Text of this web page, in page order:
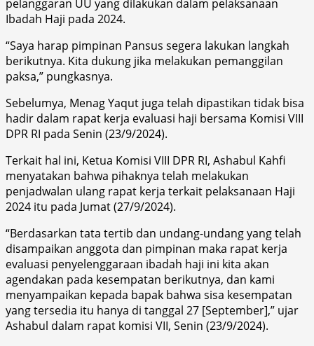
pelanggaran UU yang dilakukan dalam pelaksanaan
Ibadah Haji pada 2024.
“Saya harap pimpinan Pansus segera lakukan langkah
berikutnya. Kita dukung jika melakukan pemanggilan
paksa,” pungkasnya.
Sebelumya, Menag Yaqut juga telah dipastikan tidak bisa
hadir dalam rapat kerja evaluasi haji bersama Komisi VIII
DPR RI pada Senin (23/9/2024).
Terkait hal ini, Ketua Komisi VIII DPR RI, Ashabul Kahfi
menyatakan bahwa pihaknya telah melakukan
penjadwalan ulang rapat kerja terkait pelaksanaan Haji
2024 itu pada Jumat (27/9/2024).
“Berdasarkan tata tertib dan undang-undang yang telah
disampaikan anggota dan pimpinan maka rapat kerja
evaluasi penyelenggaraan ibadah haji ini kita akan
agendakan pada kesempatan berikutnya, dan kami
menyampaikan kepada bapak bahwa sisa kesempatan
yang tersedia itu hanya di tanggal 27 [September],” ujar
Ashabul dalam rapat komisi VII, Senin (23/9/2024).